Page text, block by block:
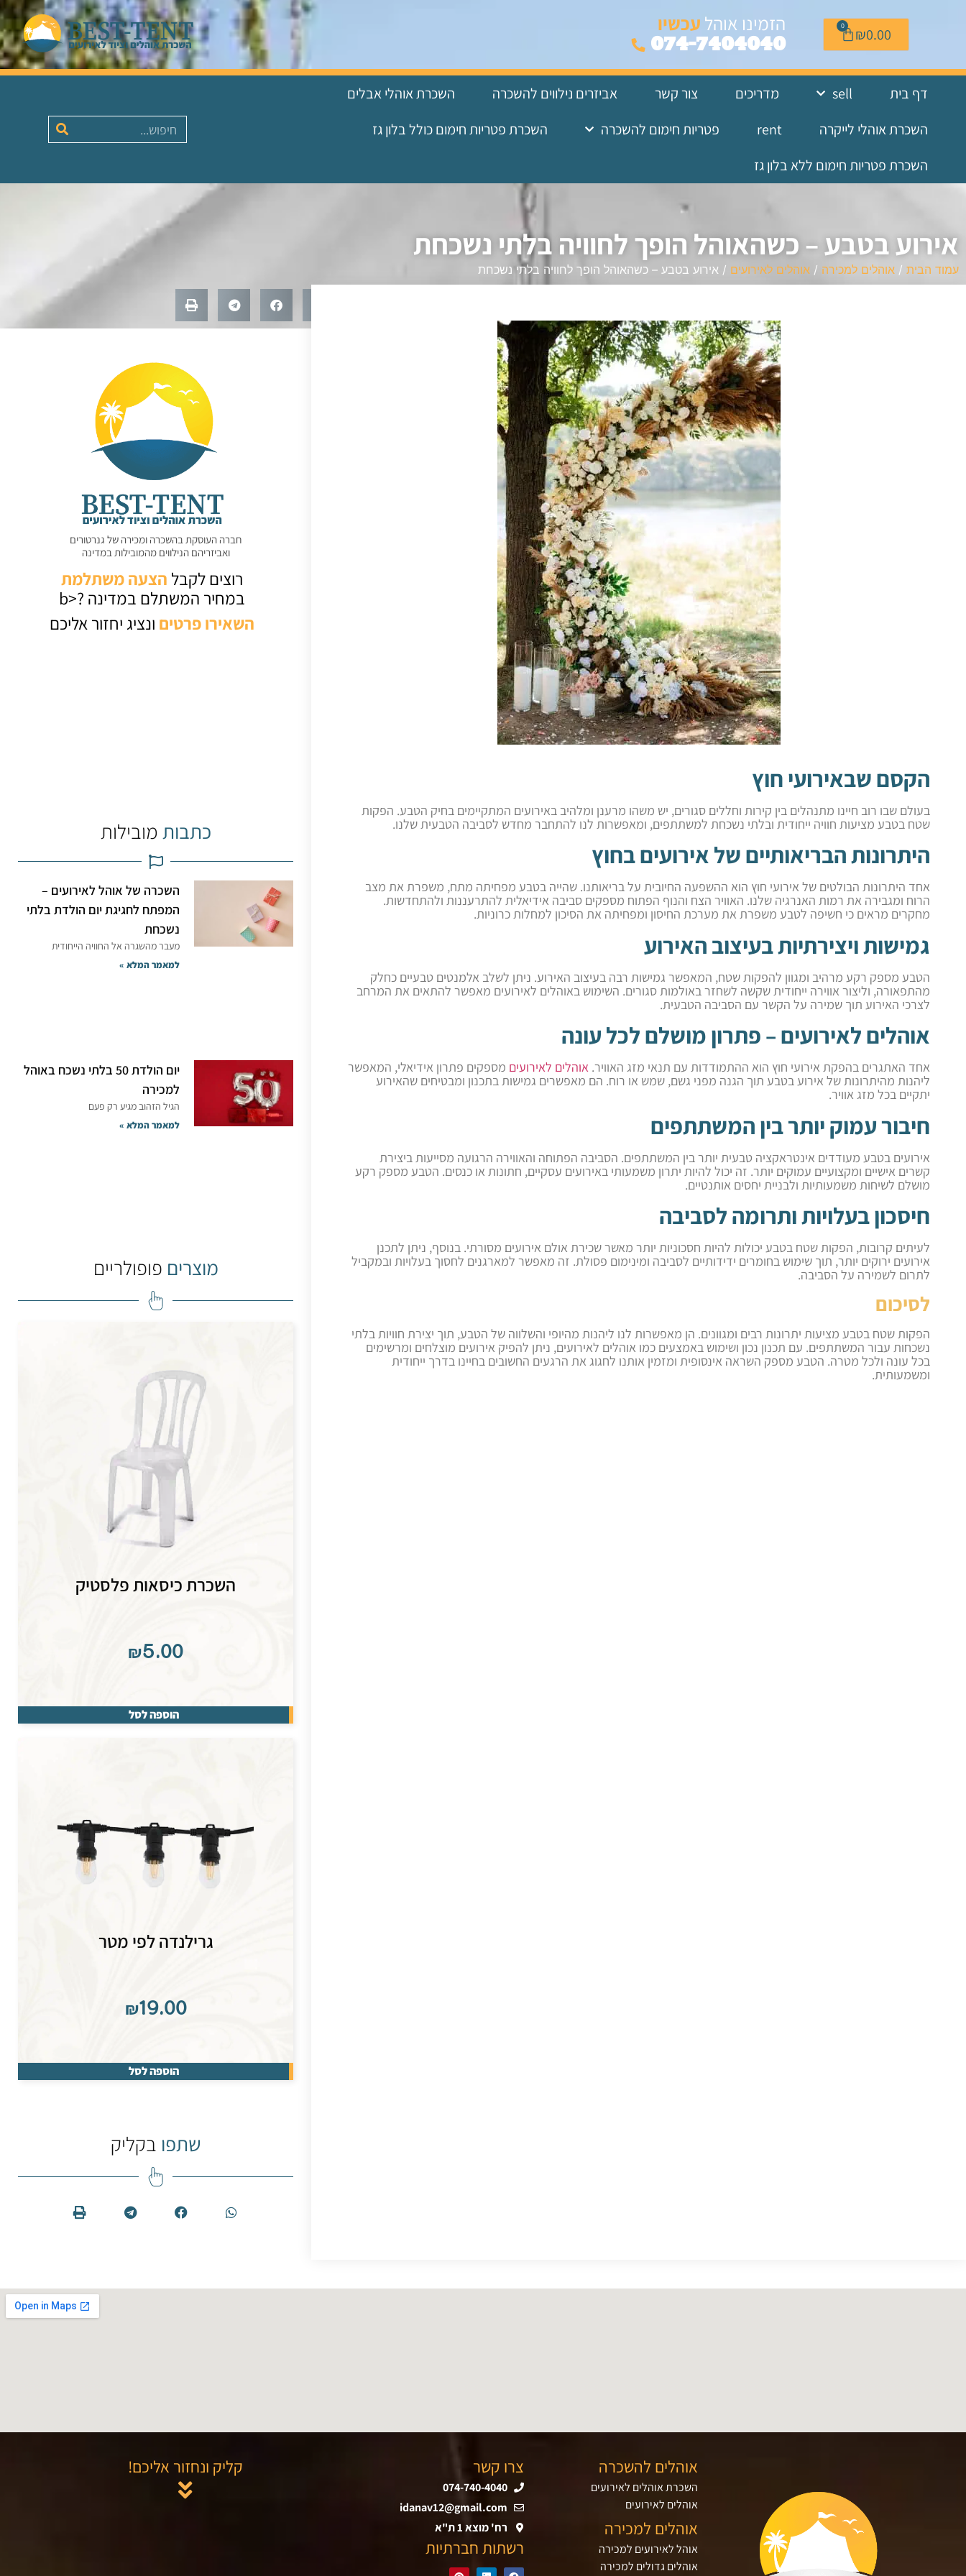
₪0.00
0 הזמינו אוהל עכשיו
074-7404040
דף בית sell מדריכים צור קשר אביזרים נילווים להשכרה
השכרת אוהלי אבלים
השכרת אוהלי לייקרה
rent פטריות חימום להשכרה
השכרת פטריות חימום כולל בלון גז
השכרת פטריות חימום ללא בלון גז
אירוע בטבע – כשהאוהל הופך לחוויה בלתי נשכחת
עמוד הבית / אוהלים למכירה / אוהלים לאירועים / אירוע בטבע – כשהאוהל הופך לחוויה בלתי נשכחת
הקסם שבאירועי חוץ
בעולם שבו רוב חיינו מתנהלים בין קירות וחללים סגורים, יש משהו מרענן ומלהיב באירועים המתקיימים בחיק הטבע. הפקות
שטח בטבע מציעות חוויה ייחודית ובלתי נשכחת למשתתפים, ומאפשרות לנו להתחבר מחדש לסביבה הטבעית שלנו.
היתרונות הבריאותיים של אירועים בחוץ
אחד היתרונות הבולטים של אירועי חוץ הוא ההשפעה החיובית על בריאותנו. שהייה בטבע מפחיתה מתח, משפרת את מצב
הרוח ומגבירה את רמות האנרגיה שלנו. האוויר הצח והנוף הפתוח מספקים סביבה אידיאלית להתרעננות ולהתחדשות.
מחקרים מראים כי חשיפה לטבע משפרת את מערכת החיסון ומפחיתה את הסיכון למחלות כרוניות.
גמישות ויצירתיות בעיצוב האירוע
הטבע מספק רקע מרהיב ומגוון להפקות שטח, המאפשר גמישות רבה בעיצוב האירוע. ניתן לשלב אלמנטים טבעיים כחלק
מהתפאורה, וליצור אווירה ייחודית שקשה לשחזר באולמות סגורים. השימוש באוהלים לאירועים מאפשר להתאים את המרחב
לצרכי האירוע תוך שמירה על הקשר עם הסביבה הטבעית.
אוהלים לאירועים – פתרון מושלם לכל עונה
אחד האתגרים בהפקת אירועי חוץ הוא ההתמודדות עם תנאי מזג האוויר. אוהלים לאירועים מספקים פתרון אידיאלי, המאפשר
ליהנות מהיתרונות של אירוע בטבע תוך הגנה מפני גשם, שמש או רוח. הם מאפשרים גמישות בתכנון ומבטיחים שהאירוע
יתקיים בכל מזג אוויר.
חיבור עמוק יותר בין המשתתפים
אירועים בטבע מעודדים אינטראקציה טבעית יותר בין המשתתפים. הסביבה הפתוחה והאווירה הרגועה מסייעות ביצירת
קשרים אישיים ומקצועיים עמוקים יותר. זה יכול להיות יתרון משמעותי באירועים עסקיים, חתונות או כנסים. הטבע מספק רקע
מושלם לשיחות משמעותיות ולבניית יחסים אותנטיים.
חיסכון בעלויות ותרומה לסביבה
לעיתים קרובות, הפקות שטח בטבע יכולות להיות חסכוניות יותר מאשר שכירת אולם אירועים מסורתי. בנוסף, ניתן לתכנן
אירועים ירוקים יותר, תוך שימוש בחומרים ידידותיים לסביבה ומינימום פסולת. זה מאפשר למארגנים לחסוך בעלויות ובמקביל
לתרום לשמירה על הסביבה.
לסיכום
הפקות שטח בטבע מציעות יתרונות רבים ומגוונים. הן מאפשרות לנו ליהנות מהיופי והשלווה של הטבע, תוך יצירת חוויות בלתי
נשכחות עבור המשתתפים. עם תכנון נכון ושימוש באמצעים כמו אוהלים לאירועים, ניתן להפיק אירועים מוצלחים ומרשימים
בכל עונה ולכל מטרה. הטבע מספק השראה אינסופית ומזמין אותנו לחגוג את הרגעים החשובים בחיינו בדרך ייחודית
ומשמעותית.
חברה העוסקת בהשכרה ומכירה של גנרטורים
ואביזריהם הנילווים מהמובילות במדינה
רוצים לקבל הצעה משתלמת
במחיר המשתלם במדינה ?<b
השאירופרטים ונציג יחזור אליכם
כתבות מובילות
השכרה של אוהל לאירועים –
המפתח לחגיגת יום הולדת בלתי
נשכחת
מעבר מהשגרה אל החוויה הייחודית
למאמר המלא »
יום הולדת 50 בלתי נשכח באוהל
למכירה
הגיל הזהוב מגיע רק פעם
למאמר המלא »
מוצרים פופולריים
השכרת כיסאות פלסטיק
₪5.00
הוספה לסל
גרילנדה לפי מטר
₪19.00
הוספה לסל
שתפו בקליק
אוהלים להשכרה
השכרת אוהלים לאירועים
אוהלים לאירועים
אוהלים למכירה
אוהל לאירועים למכירה
אוהלים גדולים למכירה
צרו קשר
074-740-4040
idanav12@gmail.com
רח' מוצא 1 ת"א
רשתות חברתיות
קליק ונחזור אליכם!